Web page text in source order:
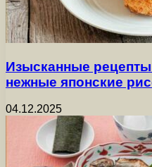
Изысканные
нежные японские
04.12.2025